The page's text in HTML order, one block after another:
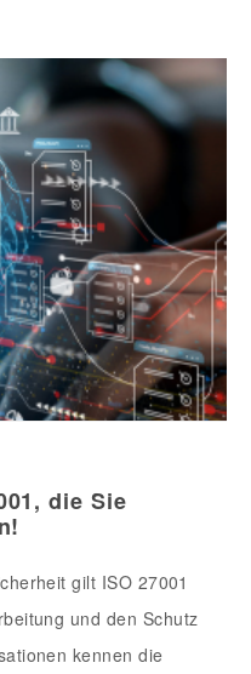
die Sie
gilt ISO 27001
und den Schutz
kennen die